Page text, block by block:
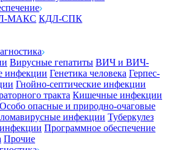
МАКС КДЛ-СПК
Вирусные гепатиты ВИЧ и ВИЧ-
инфекции Генетика человека Герпес-
Гнойно-септические инфекции
тракта Кишечные инфекции
Особо опасные и природно-очаговые
инфекции Туберкулез
Программное обеспечение
Прочие